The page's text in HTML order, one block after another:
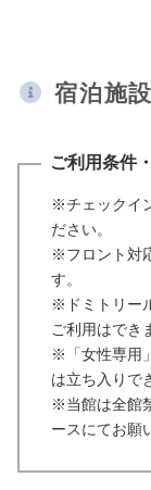
宿泊施
ご利用条件
※チェックイ
ださい。
※フロント対
す。
※ドミトリー
ご利用はでき
※「女性専用
は立ち入りで
※当館は全館
ースにてお願